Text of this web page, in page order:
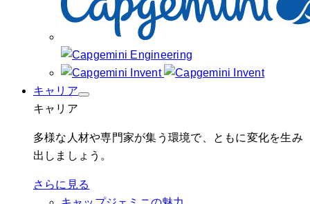
キャリア
キャリア
多様な人材や専門家が集う環境で、ともに変化を生み
出しましょう。
さらに見る